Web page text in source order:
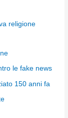
religione
le fake news
150 anni fa